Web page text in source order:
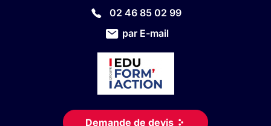
02 46 85 02 99
par E-mail
Demande de devis